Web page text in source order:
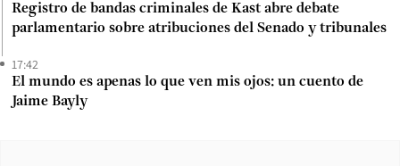
Registro de bandas criminales de Kast abre debate
parlamentario sobre atribuciones del Senado y tribunales
17:42
El mundo es apenas lo que ven mis ojos: un cuento de
Jaime Bayly